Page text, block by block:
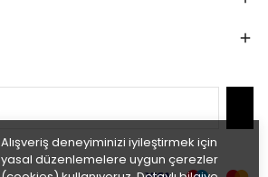
Alışveriş deneyiminizi iyileştirmek için
yasal düzenlemelere uygun çerezler